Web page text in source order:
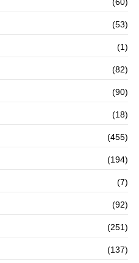
(53)
(1)
(82)
(90)
(18)
(455)
(194)
(7)
(92)
(251)
(137)